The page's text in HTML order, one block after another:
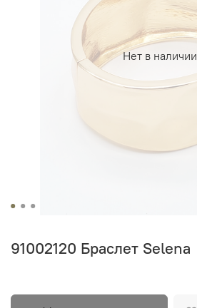
Нет в наличии
91002120 Браслет Selena